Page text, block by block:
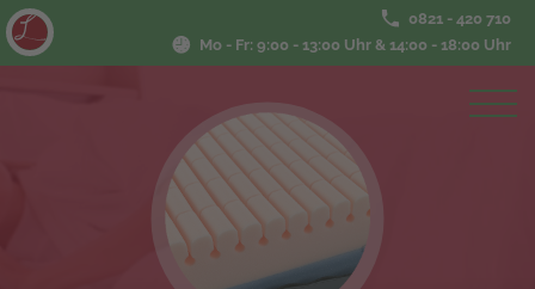
0821 - 420 710
Mo - Fr: 9:00 - 13:00 Uhr & 14:00 - 18:00 Uhr